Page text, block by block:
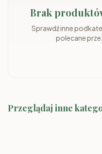
Brak
Sprawdź inne
polecane
Przeglądaj inne
Zestawy mebli